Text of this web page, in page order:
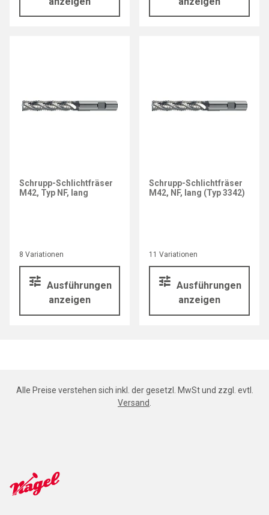
8 Variationen
Ausführungen
anzeigen
Schrupp-Schlichtfräser
M42, Typ NF, lang
11 Variationen
Ausführungen
anzeigen
Schrupp-Schlichtfräser
M42, NF, lang (Typ 3342)
Alle Preise verstehen sich inkl. der gesetzl. MwSt und zzgl. evtl.
Versand